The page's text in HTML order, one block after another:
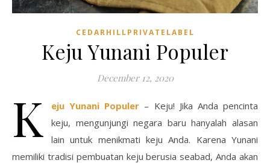
CEDARHILLPRIVATELABEL
Keju Yunani Populer
December 12, 2020
K eju Yunani Populer – Keju! Jika Anda pencinta
keju, mengunjungi negara baru hanyalah alasan
lain untuk menikmati keju Anda. Karena Yunani
memiliki tradisi pembuatan keju berusia seabad, Anda akan